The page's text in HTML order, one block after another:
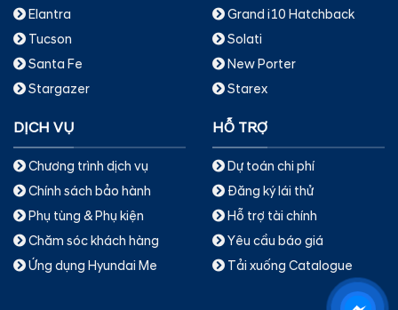
Elantra
Tucson
Santa Fe
Stargazer
Grand i10 Hatchback
Solati
New Porter
Starex
DỊCH VỤ
Chương trình dịch vụ
Chính sách bảo hành
Phụ tùng & Phụ kiện
Chăm sóc khách hàng
Ứng dụng Hyundai Me
HỖ TRỢ
Dự toán chi phí
Đăng ký lái thử
Hỗ trợ tài chính
Yêu cầu báo giá
Tải xuống Catalogue